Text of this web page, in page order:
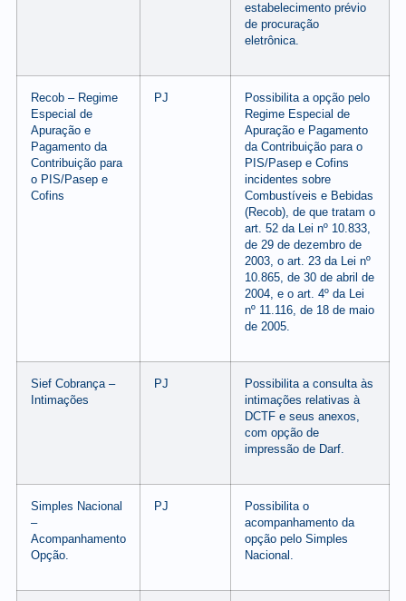
estabelecimento prévio
de procuração
eletrônica.
Recob – Regime
Especial de
Apuração e
Pagamento da
Contribuição para
o PIS/Pasep e
Cofins
PJ
Possibilita a opção pelo
Regime Especial de
Apuração e Pagamento
da Contribuição para o
PIS/Pasep e Cofins
incidentes sobre
Combustíveis e Bebidas
(Recob), de que tratam o
art. 52 da Lei nº 10.833,
de 29 de dezembro de
2003, o art. 23 da Lei nº
10.865, de 30 de abril de
2004, e o art. 4º da Lei
nº 11.116, de 18 de maio
de 2005.
Sief Cobrança –
Intimações
PJ
Possibilita a consulta às
intimações relativas à
DCTF e seus anexos,
com opção de
impressão de Darf.
Simples Nacional
–
Acompanhamento
Opção.
PJ
Possibilita o
acompanhamento da
opção pelo Simples
Nacional.